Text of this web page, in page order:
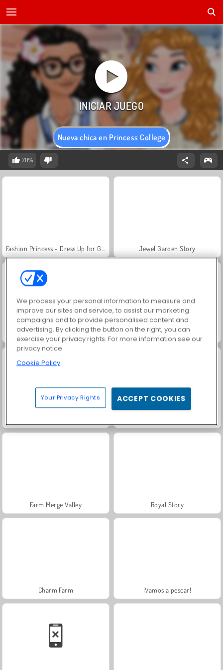
Nueva chica en Princess College
70%
Jewel Garden Story
Masha and the Bear: Meadows Scala 40
Farm Merge Valley Royal Story
Charm Farm ¡Vamos a pescar!
We process your personal information to measure and
improve our sites and service, to assist our marketing
campaigns and to provide personalised content and
advertising. By clicking the button on the right, you can
exercise your privacy rights. For more information see our
privacy notice
Cookie Policy
Your Privacy Rights ACCEPT COOKIES